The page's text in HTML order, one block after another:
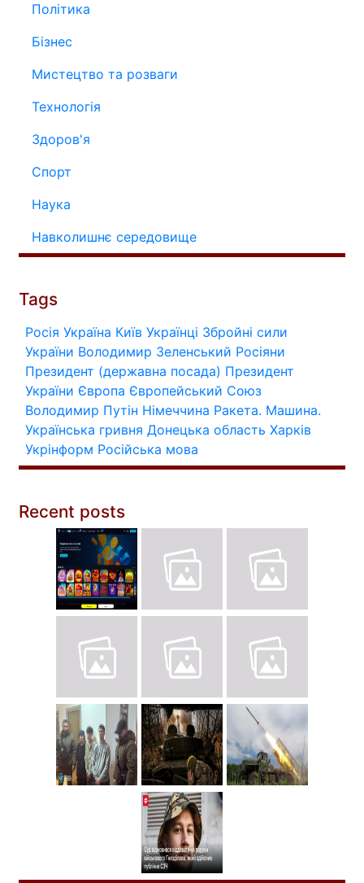
Політика
Бізнес
Мистецтво та розваги
Технологія
Здоров'я
Спорт
Наука
Навколишнє середовище
Tags
Росія Україна Київ Українці Збройні сили
України Володимир Зеленський Росіяни
Президент (державна посада) Президент
України Європа Європейський Союз
Володимир Путін Німеччина Ракета. Машина.
Українська гривня Донецька область Харків
Укрінформ Російська мова
Recent posts